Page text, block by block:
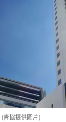
青協提供圖片)